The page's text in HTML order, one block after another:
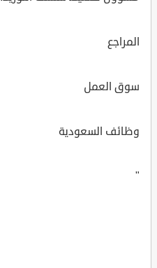
المراجع
سوق العمل
وظائف السعودية
"